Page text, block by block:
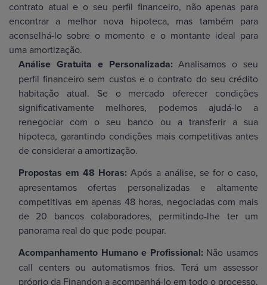
contrato atual e o seu perfil financeiro, não apenas para
encontrar a melhor nova hipoteca, mas também para
aconselhá-lo sobre o momento e o montante ideal para
uma amortização.
Análise Gratuita e Personalizada:Analisamos o seu
perfil financeiro sem custos e o contrato do seu crédito
habitação atual. Se o mercado oferecer condições
significativamente melhores, podemos ajudá-lo a
renegociar com o seu banco ou a transferir a sua
hipoteca, garantindo condições mais competitivas antes
de considerar a amortização.
Propostas em 48 Horas:Após a análise, se for o caso,
apresentamos ofertas personalizadas e altamente
competitivas em apenas 48 horas, negociadas com mais
de 20 bancos colaboradores, permitindo-lhe ter um
panorama real do que pode poupar.
Acompanhamento Humano e Profissional: Não usamos
call centers ou automatismos frios. Terá um assessor
próprio da Finandon a acompanhá-lo em todo o processo,